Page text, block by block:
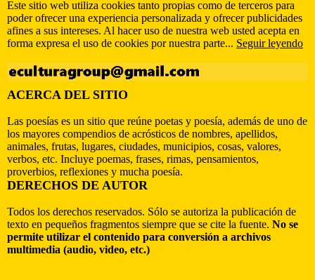
Este sitio web utiliza cookies tanto propias como de terceros para
poder ofrecer una experiencia personalizada y ofrecer publicidades
afines a sus intereses. Al hacer uso de nuestra web usted acepta en
forma expresa el uso de cookies por nuestra parte... Seguir leyendo
ACERCA DEL SITIO
Las poesías es un sitio que reúne poetas y poesía, además de uno de
los mayores compendios de acrósticos de nombres, apellidos,
animales, frutas, lugares, ciudades, municipios, cosas, valores,
verbos, etc. Incluye poemas, frases, rimas, pensamientos,
proverbios, reflexiones y mucha poesía.
DERECHOS DE AUTOR
Todos los derechos reservados. Sólo se autoriza la publicación de
texto en pequeños fragmentos siempre que se cite la fuente. No se
permite utilizar el contenido para conversión a archivos
multimedia (audio, video, etc.)